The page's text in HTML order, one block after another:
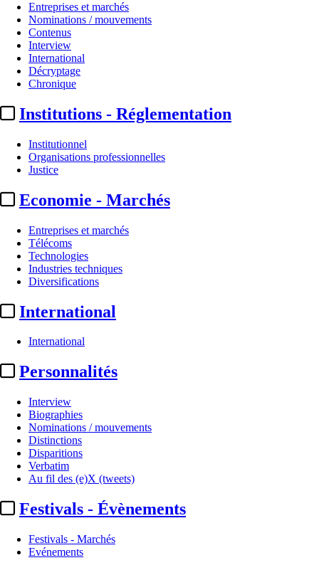
Entreprises et marchés
Nominations / mouvements
Contenus
Interview
International
Décryptage
Chronique
Institutions - Réglementation
Institutionnel
Organisations professionnelles
Justice
Economie - Marchés
Entreprises et marchés
Télécoms
Technologies
Industries techniques
Diversifications
International
International
Personnalités
Interview
Biographies
Nominations / mouvements
Distinctions
Disparitions
Verbatim
Au fil des (e)X (tweets)
Festivals - Évènements
Festivals - Marchés
Evénements
Programmes
Cannes 2025 :
cérémonie d’ouverture sur
Brut. ; audience en baisse sur
France 2
En